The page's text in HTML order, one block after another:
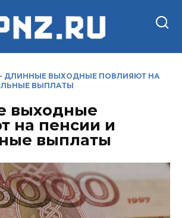
- ДЛИННЫЕ ВЫХОДНЫЕ ПОВЛИЯЮТ НА
ВЫПЛАТЫ
выходные
на пенсии и
выплаты